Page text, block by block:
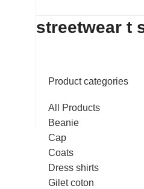
streetwear t
Product categories
All Products
Beanie
Cap
Coats
Dress shirts
Gilet coton